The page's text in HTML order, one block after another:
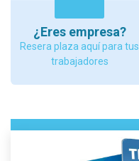
¿Eres empresa?
Resera plaza aquí para tus
trabajadores